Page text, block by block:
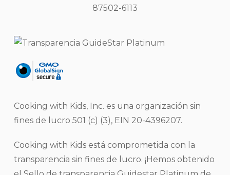
87502-6113
Cooking with Kids, Inc. es una organización sin
fines de lucro 501 (c) (3), EIN 20-4396207.
Cooking with Kids está comprometida con la
transparencia sin fines de lucro. ¡Hemos obtenido